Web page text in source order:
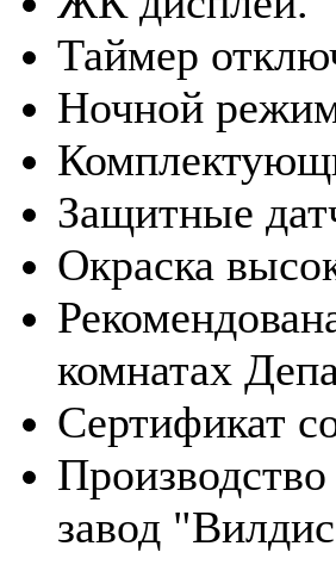
Таймер
Ночной
Защитные
Окраска
комнатах
Сертификат
завод